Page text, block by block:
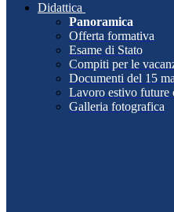
Didattica
Panoramica
Offerta formativa
Esame di Stato
Compiti per le
Documenti del 15
Lavoro estivo future
Galleria fotografica